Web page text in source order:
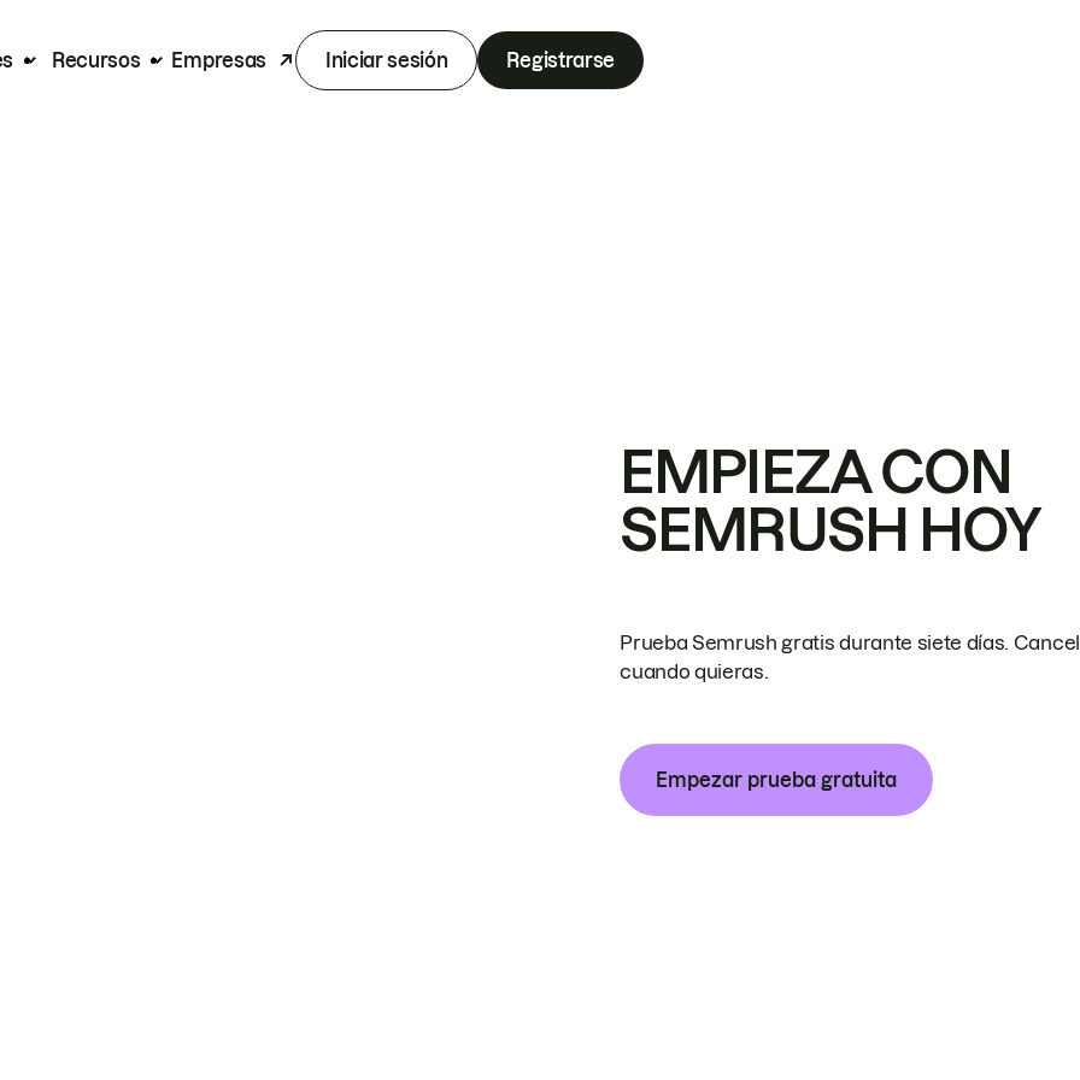
Recursos Empresas Iniciar sesión Registrarse
EMPIEZA CON
SEMRUSH HOY
Prueba Semrush gratis durante siete días.
cuando quieras.
Empezar prueba gratuita